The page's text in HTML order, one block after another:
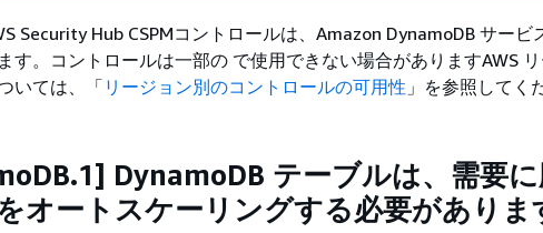
Security Hub CSPMコントロールは、Amazon DynamoDB サービ
す。コントロールは一部の で使用できない場合がありますAWS リ
いては、「リージョン別のコントロールの可用性 」を参照してく
DynamoDB テーブルは、需要に
オートスケーリングする必要がありま